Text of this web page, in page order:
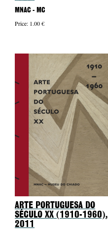
MNAC - MC
Price: 1.00 €
ARTE PORTUGUESA DO
SÉCULO XX (1910-1960),
2011